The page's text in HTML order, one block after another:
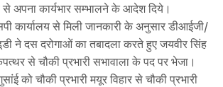
अपना कार्यभार सम्भालने के आदेश दिये।
कार्यालय से मिली जानकारी के अनुसार डीआईजी/
ने दस दरोगाओं का तबादला करते हुए जयवीर सिंह
से चौकी प्रभारी सभावाला के पद पर भेजा।
को चौकी प्रभारी मयूर विहार से चौकी प्रभारी